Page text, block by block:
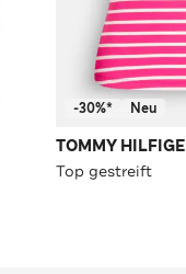
-30%* Neu
TOMMY
Top gestreift